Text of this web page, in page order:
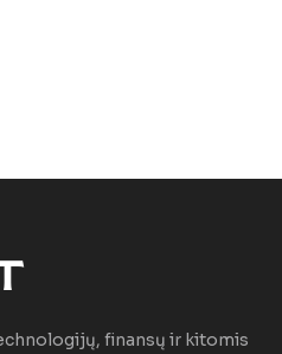
finansų ir kitomis